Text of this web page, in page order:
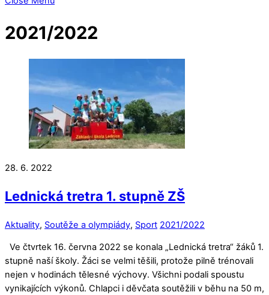
2021/2022
28. 6. 2022
Lednická tretra 1. stupně ZŠ
Aktuality, Soutěže a olympiády, Sport 2021/2022
Ve čtvrtek 16. června 2022 se konala „Lednická tretra“ žáků 1.
stupně naší školy. Žáci se velmi těšili, protože pilně trénovali
nejen v hodinách tělesné výchovy. Všichni podali spoustu
vynikajících výkonů. Chlapci i děvčata soutěžili v běhu na 50 m,